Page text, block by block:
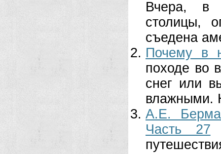
Вчера, в
столицы,
съедена
Почему в
походе во
снег или
влажными.
А.Е.
Часть 27